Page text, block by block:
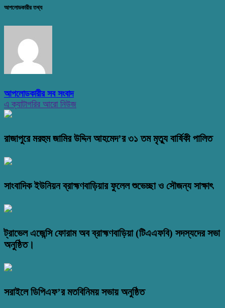
আপলোডকারীর তথ্য
আপলোডকারীর সব সংবাদ
এ ক্যাটাগরির আরো নিউজ
রাজাপুরে মরহুম জামির উদ্দিন আহমেদ’র ৩১ তম মৃত্যু বার্ষিকী পালিত
সাংবাদিক ইউনিয়ন ব্রাহ্মণবাড়িয়ার ফুলেল শুভেচ্ছা ও সৌজন্য সাক্ষাৎ
ট্রাভেল এজেন্সি ফোরাম অব ব্রাহ্মণবাড়িয়া (টিএএফবি) সদস্যদের সভা
অনুষ্ঠিত।
সরাইলে ডিপিএফ’র মতবিনিময় সভায় অনুষ্ঠিত